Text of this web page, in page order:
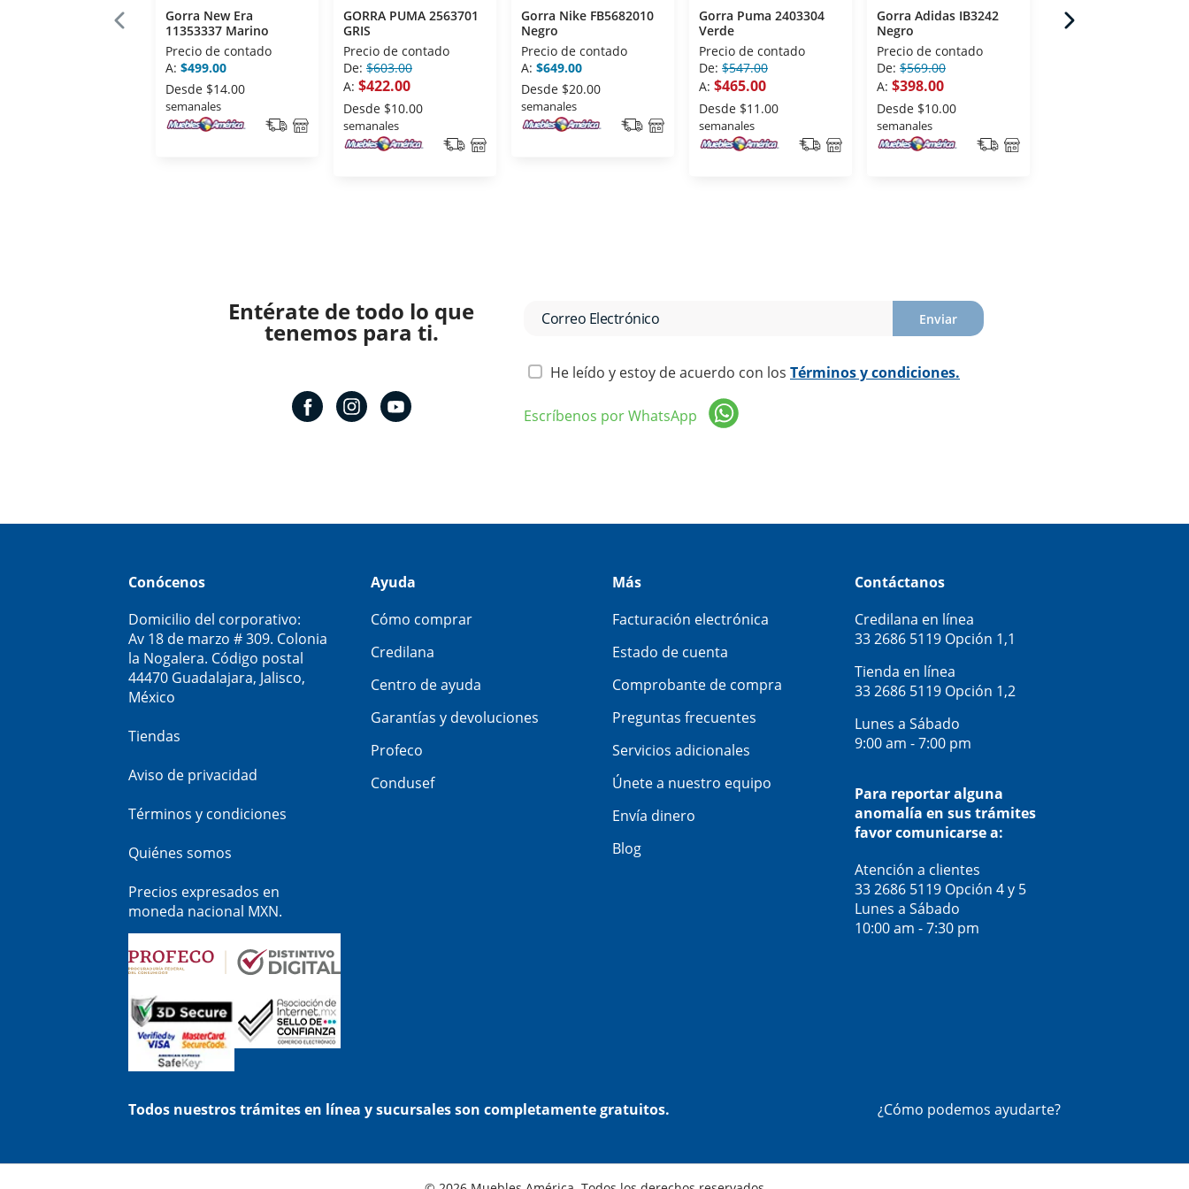
Gorra New Era
11353337 Marino
Precio de contado
A: $499.00
Desde $14.00
semanales
GORRA PUMA 2563701
GRIS
Precio de contado
De: $603.00
A: $422.00
Desde $10.00
semanales
Gorra Nike FB5682010
Negro
Precio de contado
A: $649.00
Desde $20.00
semanales
Gorra Puma 2403304
Verde
Precio de contado
De: $547.00
A: $465.00
Desde $11.00
semanales
Gorra Adidas IB3242
Negro
Precio de contado
De: $569.00
A: $398.00
Desde $10.00
semanales
Gorra Nike FB5682100
Blanco
Entérate de todo lo que
tenemos para ti. Enviar
He leído y estoy de acuerdo con los Términos y condiciones.
Escríbenos por WhatsApp
Conócenos
Domicilio del corporativo:
Av 18 de marzo # 309. Colonia
la Nogalera. Código postal
44470 Guadalajara, Jalisco,
México
Tiendas
Aviso de privacidad
Términos y condiciones
Quiénes somos
Precios expresados en
moneda nacional MXN.
Ayuda
Cómo comprar
Credilana
Centro de ayuda
Garantías y devoluciones
Profeco
Condusef
Más
Facturación electrónica
Estado de cuenta
Comprobante de compra
Preguntas frecuentes
Servicios adicionales
Únete a nuestro equipo
Envía dinero
Blog
Contáctanos
Credilana en línea
33 2686 5119 Opción 1,1
Tienda en línea
33 2686 5119 Opción 1,2
Lunes a Sábado
9:00 am - 7:00 pm
Para reportar alguna
anomalía en sus trámites
favor comunicarse a:
Atención a clientes
33 2686 5119 Opción 4 y 5
Lunes a Sábado
10:00 am - 7:30 pm
Todos nuestros trámites en línea y sucursales son completamente gratuitos. ¿Cómo podemos ayudarte?